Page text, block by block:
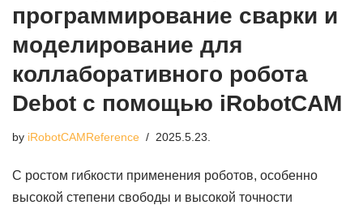
программирование сварки и
моделирование для
коллаборативного робота
Debot с помощью iRobotCAM
by iRobotCAMReference 2025.5.23.
С ростом гибкости применения роботов, особенно
высокой степени свободы и высокой точности